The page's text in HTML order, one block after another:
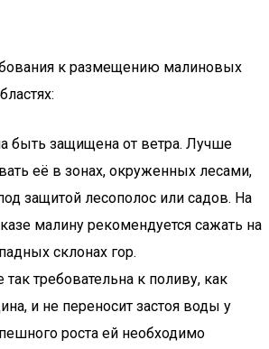
к размещению малиновых
быть защищена от ветра. Лучше
её в зонах, окруженных лесами,
защитой лесополос или садов. На
малину рекомендуется сажать на
склонах гор.
так требовательна к поливу, как
и не переносит застоя воды у
роста ей необходимо